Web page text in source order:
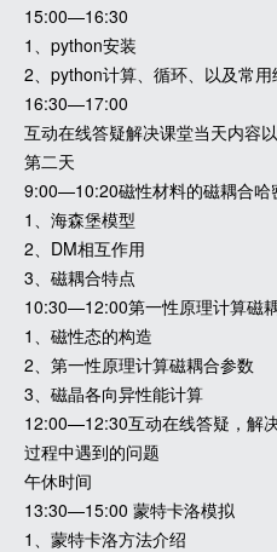
15:00—16:30
1、python安装
2、python计算、循环、以及常用
16:30—17:00
互动在线答疑解决课堂当天内容
第二天
9:00—10:20磁性材料的磁耦合哈
1、海森堡模型
2、DM相互作用
3、磁耦合特点
10:30—12:00第一性原理计算磁
1、磁性态的构造
2、第一性原理计算磁耦合参数
3、磁晶各向异性能计算
12:00—12:30互动在线答疑，解
过程中遇到的问题
午休时间
13:30—15:00 蒙特卡洛模拟
1、蒙特卡洛方法介绍